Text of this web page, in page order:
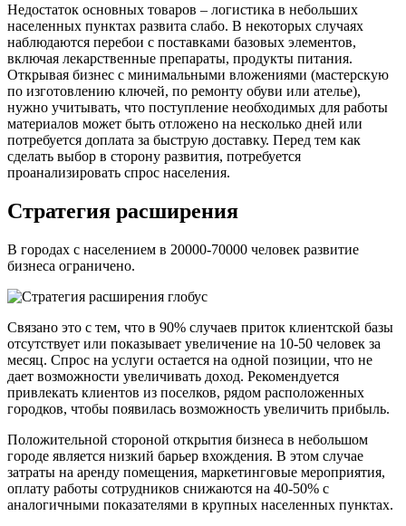
Недостаток основных товаров – логистика в небольших
населенных пунктах развита слабо. В некоторых случаях
наблюдаются перебои с поставками базовых элементов,
включая лекарственные препараты, продукты питания.
Открывая бизнес с минимальными вложениями (мастерскую
по изготовлению ключей, по ремонту обуви или ателье),
нужно учитывать, что поступление необходимых для работы
материалов может быть отложено на несколько дней или
потребуется доплата за быструю доставку. Перед тем как
сделать выбор в сторону развития, потребуется
проанализировать спрос населения.
Стратегия расширения
В городах с населением в 20000-70000 человек развитие
бизнеса ограничено.
Связано это с тем, что в 90% случаев приток клиентской базы
отсутствует или показывает увеличение на 10-50 человек за
месяц. Спрос на услуги остается на одной позиции, что не
дает возможности увеличивать доход. Рекомендуется
привлекать клиентов из поселков, рядом расположенных
городков, чтобы появилась возможность увеличить прибыль.
Положительной стороной открытия бизнеса в небольшом
городе является низкий барьер вхождения. В этом случае
затраты на аренду помещения, маркетинговые мероприятия,
оплату работы сотрудников снижаются на 40-50% с
аналогичными показателями в крупных населенных пунктах.